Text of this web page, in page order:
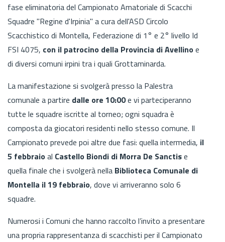
fase eliminatoria del Campionato Amatoriale di Scacchi
Squadre "Regine d'Irpinia" a cura dell'ASD Circolo
Scacchistico di Montella, Federazione di 1° e 2° livello Id
FSI 4075, con il patrocino della Provincia di Avellinoe
di diversi comuni irpini tra i quali Grottaminarda.
La manifestazione si svolgerà presso la Palestra
comunale a partire dalle ore 10:00e vi parteciperanno
tutte le squadre iscritte al torneo; ogni squadra è
composta da giocatori residenti nello stesso comune. Il
Campionato prevede poi altre due fasi: quella intermedia, il
5 febbraioal Castello Biondi di Morra De Sanctise
quella finale che i svolgerà nella Biblioteca Comunale di
Montella il 19 febbraio, dove vi arriveranno solo 6
squadre.
Numerosi i Comuni che hanno raccolto l’invito a presentare
una propria rappresentanza di scacchisti per il Campionato